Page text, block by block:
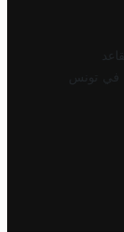
في تونس